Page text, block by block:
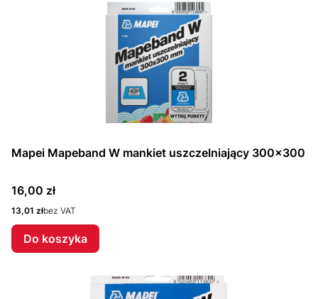
Mapei Mapeband W mankiet uszczelniający 300x300
Cena
16,00 zł
Cena
13,01 złbez VAT
Do koszyka